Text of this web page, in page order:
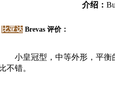
介绍：
比亚达 Brevas 评价：
小皇冠型，中等外形，平
比不错。